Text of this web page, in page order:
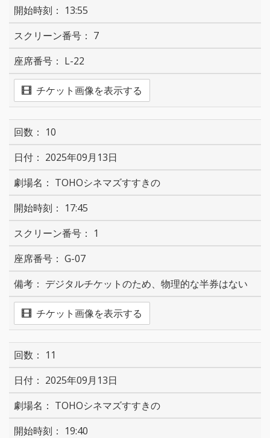
13:55
7
L-22
チケット画像を表示する
10
2025年09月13日
TOHOシネマズすすきの
17:45
1
G-07
デジタルチケットのため、物理的な半券はない
チケット画像を表示する
11
2025年09月13日
TOHOシネマズすすきの
19:40